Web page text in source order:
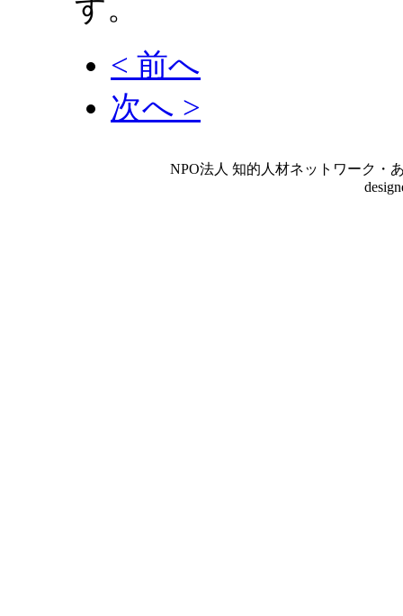
す。
< 前へ
次へ >
NPO法人 知的人材ネットワーク・